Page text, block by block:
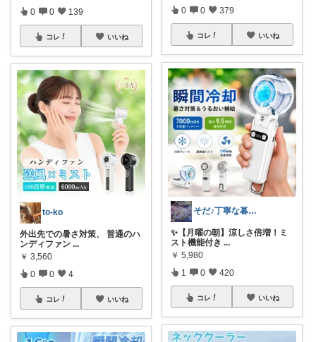
0 0 139
コレ いいね
to-ko
外出先での暑さ対策、 普通のハ
ンディファン ...
￥ 3,560
0 0 4
コレ いいね
0 0 379
コレ いいね
そだ♪丁寧な暮らしに憧れるズボラ主婦
​✨【月曜の朝】涼しさ倍増！ミ
スト機能付き ...
￥ 5,980
1 0 420
コレ いいね